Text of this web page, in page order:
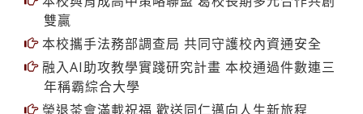
本校攜手法務部調查局 共同守護校內資通安全
融入AI助攻教學實踐研究計畫 本校通過件數連三
年稱霸綜合大學
榮退茶會滿載祝福 歡送同仁邁向人生新旅程
女聯會有氧派對 跳出健康美力人生